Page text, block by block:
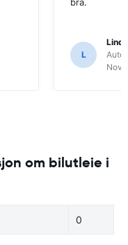
L
om bilutleie i
0